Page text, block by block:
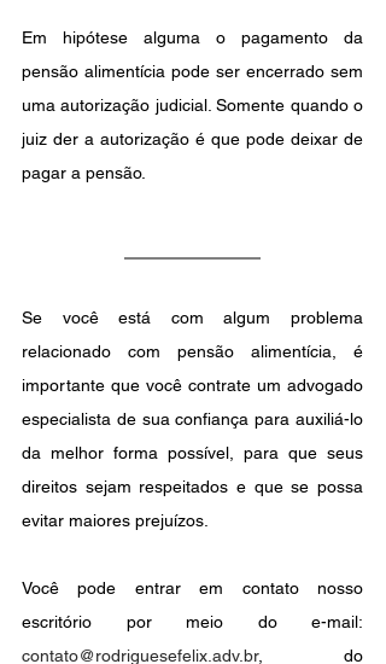
Em hipótese alguma o pagamento da
pensão alimentícia pode ser encerrado sem
uma autorização judicial. Somente quando o
juiz der a autorização é que pode deixar de
pagar a pensão.
Se você está com algum problema
relacionado com pensão alimentícia, é
importante que você contrate um advogado
especialista de sua confiança para auxiliá-lo
da melhor forma possível, para que seus
direitos sejam respeitados e que se possa
evitar maiores prejuízos.
Você pode entrar em contato nosso
contato@rodriguesefelix.adv.br, do